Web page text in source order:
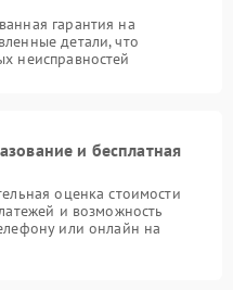
гарантия на
детали, что
неисправностей
и бесплатная
оценка стоимости
и возможность
или онлайн на